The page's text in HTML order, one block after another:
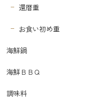
還暦重
お食い初め重
海鮮鍋
海鮮ＢＢＱ
調味料